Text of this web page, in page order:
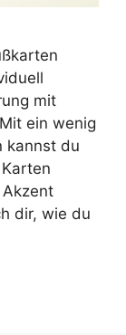
mit
ein wenig
kannst du
dir, wie du